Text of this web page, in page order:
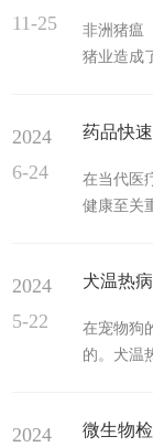
非洲猪瘟
猪业造成
确性。
时，
部位不正确
位，导
11-25
药品快
在当代医
健康至关重
学技术
原-抗体的
固定了特
试纸上的
2024
6-24
犬温热病
在宠物狗
的。犬
物主人和
2024
5-22
微生物
2024